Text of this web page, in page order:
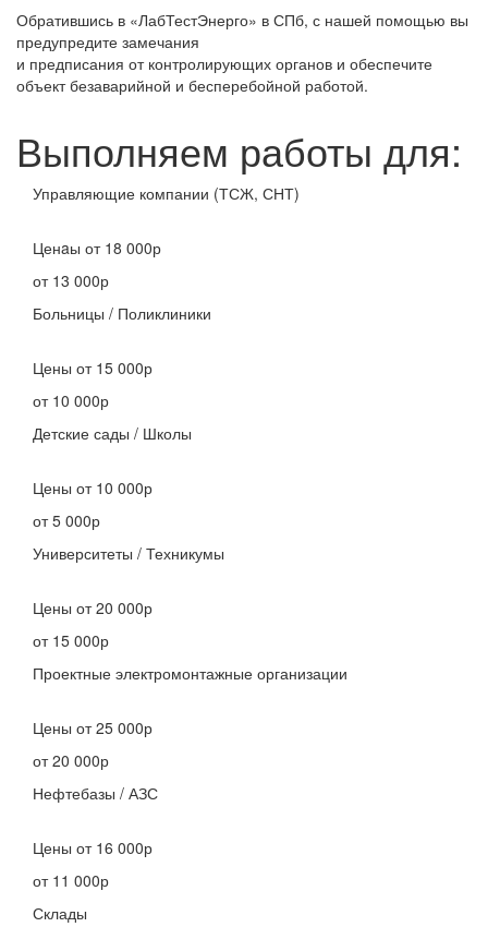
Обратившись в «ЛабТестЭнерго» в СПб, с нашей помощью вы
предупредите замечания
и предписания от контролирующих органов и обеспечите
объект безаварийной и бесперебойной работой.
Выполняем работы для:
Управляющие компании (ТСЖ, СНТ)
Ценaы от 18 000р
от 13 000р
Больницы / Поликлиники
Цены от 15 000р
от 10 000р
Детские сады / Школы
Цены от 10 000р
от 5 000р
Университеты / Техникумы
Цены от 20 000р
от 15 000р
Проектные электромонтажные организации
Цены от 25 000р
от 20 000р
Нефтебазы / АЗС
Цены от 16 000р
от 11 000р
Склады